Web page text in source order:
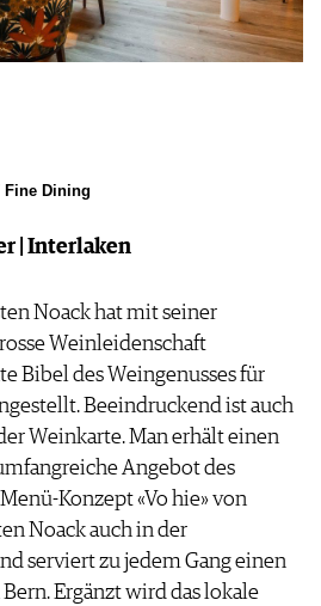
Fine Dining
| Interlaken
Noack hat mit seiner
Weinleidenschaft
Bibel des Weingenusses für
Beeindruckend ist auch
Weinkarte. Man erhält einen
Angebot des
Konzept «Vo hie» von
Noack auch in der
serviert zu jedem Gang einen
Ergänzt wird das lokale